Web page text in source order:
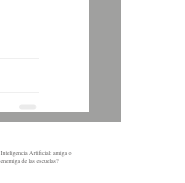
Inteligencia Artificial: amiga o
enemiga de las escuelas?